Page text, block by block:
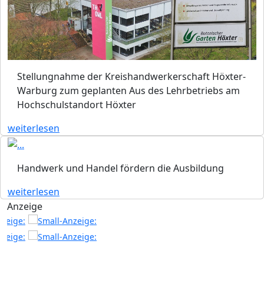
Stellungnahme der Kreishandwerkerschaft Höxter-
Warburg zum geplanten Aus des Lehrbetriebs am
Hochschulstandort Höxter
weiterlesen
Handwerk und Handel fördern die Ausbildung
weiterlesen
Anzeige